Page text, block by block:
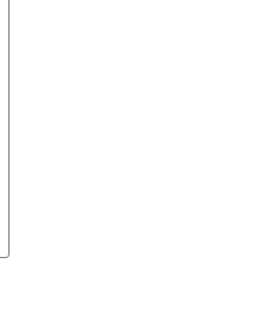
EMEP
Jesenského
Riadok
Mikuláš, Školská